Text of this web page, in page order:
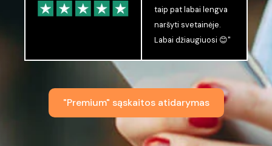
taip pat labai lengva
naršyti svetainėje.
Labai džiaugiuosi 😊"
"Premium" sąskaitos atidarymas